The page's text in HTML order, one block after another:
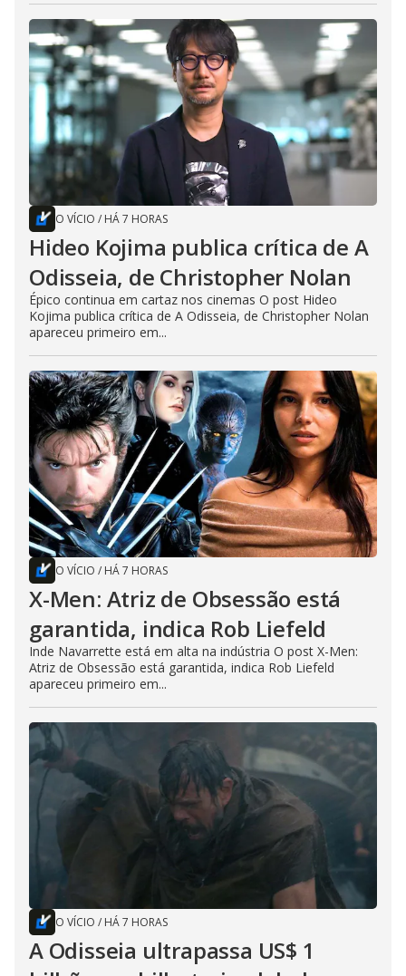
O VÍCIO / HÁ 7 HORAS
Hideo Kojima publica crítica de A
Odisseia, de Christopher Nolan
Épico continua em cartaz nos cinemas O post Hideo
Kojima publica crítica de A Odisseia, de Christopher Nolan
apareceu primeiro em...
O VÍCIO / HÁ 7 HORAS
X-Men: Atriz de Obsessão está
garantida, indica Rob Liefeld
Inde Navarrette está em alta na indústria O post X-Men:
Atriz de Obsessão está garantida, indica Rob Liefeld
apareceu primeiro em...
O VÍCIO / HÁ 7 HORAS
A Odisseia ultrapassa US$ 1